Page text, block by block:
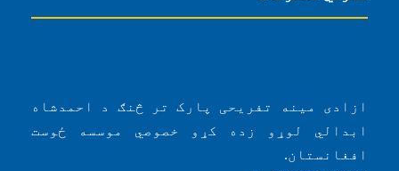
ازادی مینه تفریحی پارک تر څنګ د احمدشاه
ابدالي لوړو زده کړو خصوصي موسسه ځوست
افغانستان.